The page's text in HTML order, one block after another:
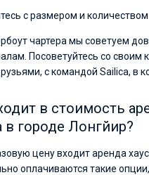
с размером и количеством
чартера мы советуем
Посоветуйтесь со своим
с командой Sailica, в
в стоимость
в городе Лонгйир?
цену входит аренда
оплачиваются такие опции,